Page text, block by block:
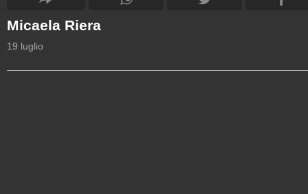
Micaela Riera
19 luglio